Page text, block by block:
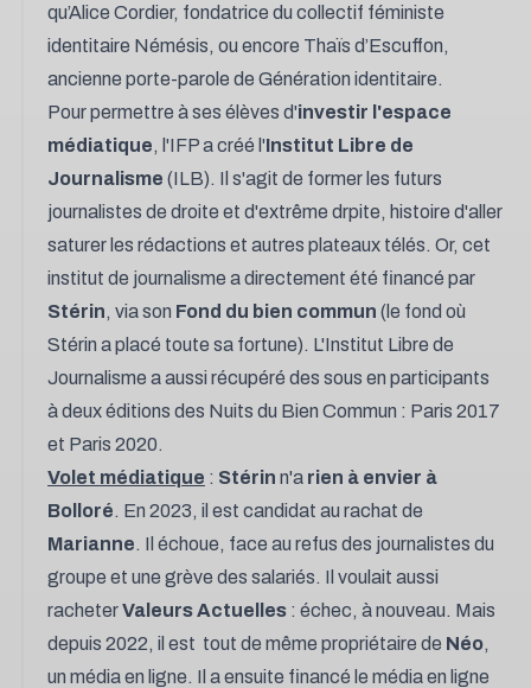
qu’Alice Cordier, fondatrice du collectif féministe
identitaire Némésis, ou encore Thaïs d’Escuffon,
ancienne porte-parole de Génération identitaire.
Pour permettre à ses élèves d'investir l'espace
médiatique, l'IFP a créé l'Institut Libre de
Journalisme (ILB). Il s'agit de former les futurs
journalistes de droite et d'extrême drpite, histoire d'aller
saturer les rédactions et autres plateaux télés. Or, cet
institut de journalisme a directement été financé par
Stérin, via son Fond du bien commun (le fond où
Stérin a placé toute sa fortune). L'Institut Libre de
Journalisme a aussi récupéré des sous en participants
à deux éditions des Nuits du Bien Commun : Paris 2017
et Paris 2020.
Volet médiatique : Stérin n'a rien à envier à
Bolloré. En 2023, il est candidat au rachat de
Marianne. Il échoue, face au refus des journalistes du
groupe et une grève des salariés. Il voulait aussi
racheterValeurs Actuelles : échec, à nouveau. Mais
depuis 2022, il est tout de même propriétaire de Néo,
un média en ligne. Il a ensuite financé le média en ligne